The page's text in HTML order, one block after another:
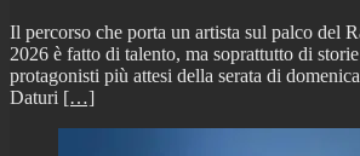
Il percorso che porta un artista sul palco del
2026 è fatto di talento, ma soprattutto di
protagonisti più attesi della serata di
Daturi […]